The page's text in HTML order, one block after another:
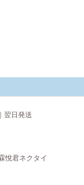
翌日発送
悅君ネクタイ